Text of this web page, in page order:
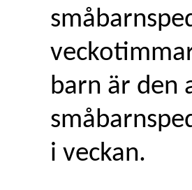
barn är den
i veckan.